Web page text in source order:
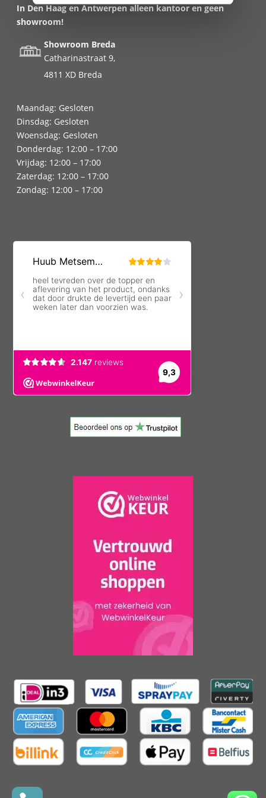
In Den Haag en Antwerpen alleen kantoor en geen
showroom!
Showroom Breda
Catharinastraat 9,
4811 XD Breda
Maandag: Gesloten
Dinsdag: Gesloten
Woensdag: Gesloten
Donderdag: 12:00 – 17:00
Vrijdag: 12:00 – 17:00
Zaterdag: 12:00 – 17:00
Zondag: 12:00 – 17:00